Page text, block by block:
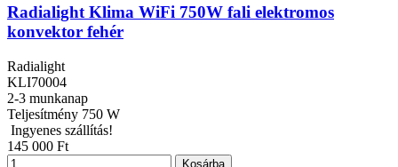
Radialight Klima WiFi 750W fali elektromos
konvektor fehér
Radialight
KLI70004
2-3 munkanap
Teljesítmény 750 W
Ingyenes szállítás!
145 000 Ft
Kosárba